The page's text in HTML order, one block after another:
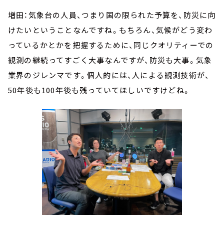
増田：気象台の人員、つまり国の限られた予算を、防災に向
けたいということなんですね。もちろん、気候がどう変わ
っているかとかを把握するために、同じクオリティーでの
観測の継続ってすごく大事なんですが、防災も大事。気象
業界のジレンマです。個人的には、人による観測技術が、
50年後も100年後も残っていてほしいですけどね。